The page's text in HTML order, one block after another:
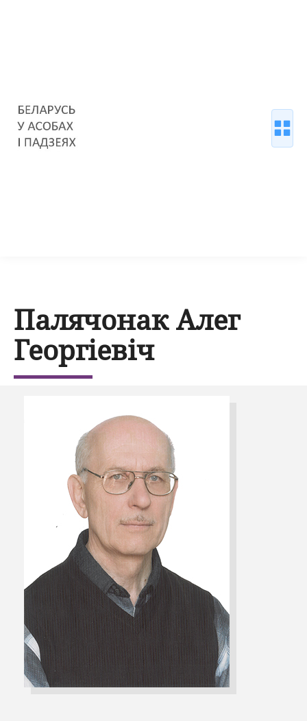
Палячонак Алег
Георгіевіч